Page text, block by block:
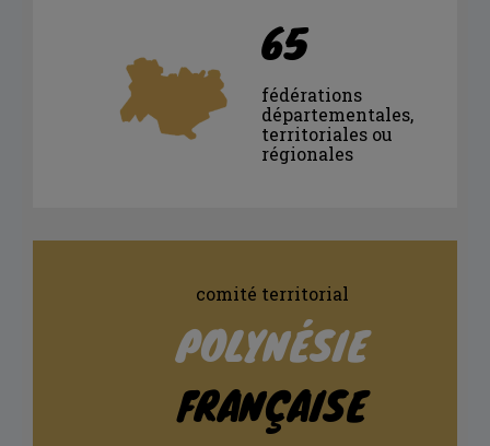
65
fédérations
départementales,
territoriales ou
régionales
comité territorial
POLYNÉSIE
FRANÇAISE